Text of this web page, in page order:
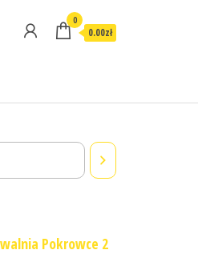
0
0.00zł
Pokrowce 2